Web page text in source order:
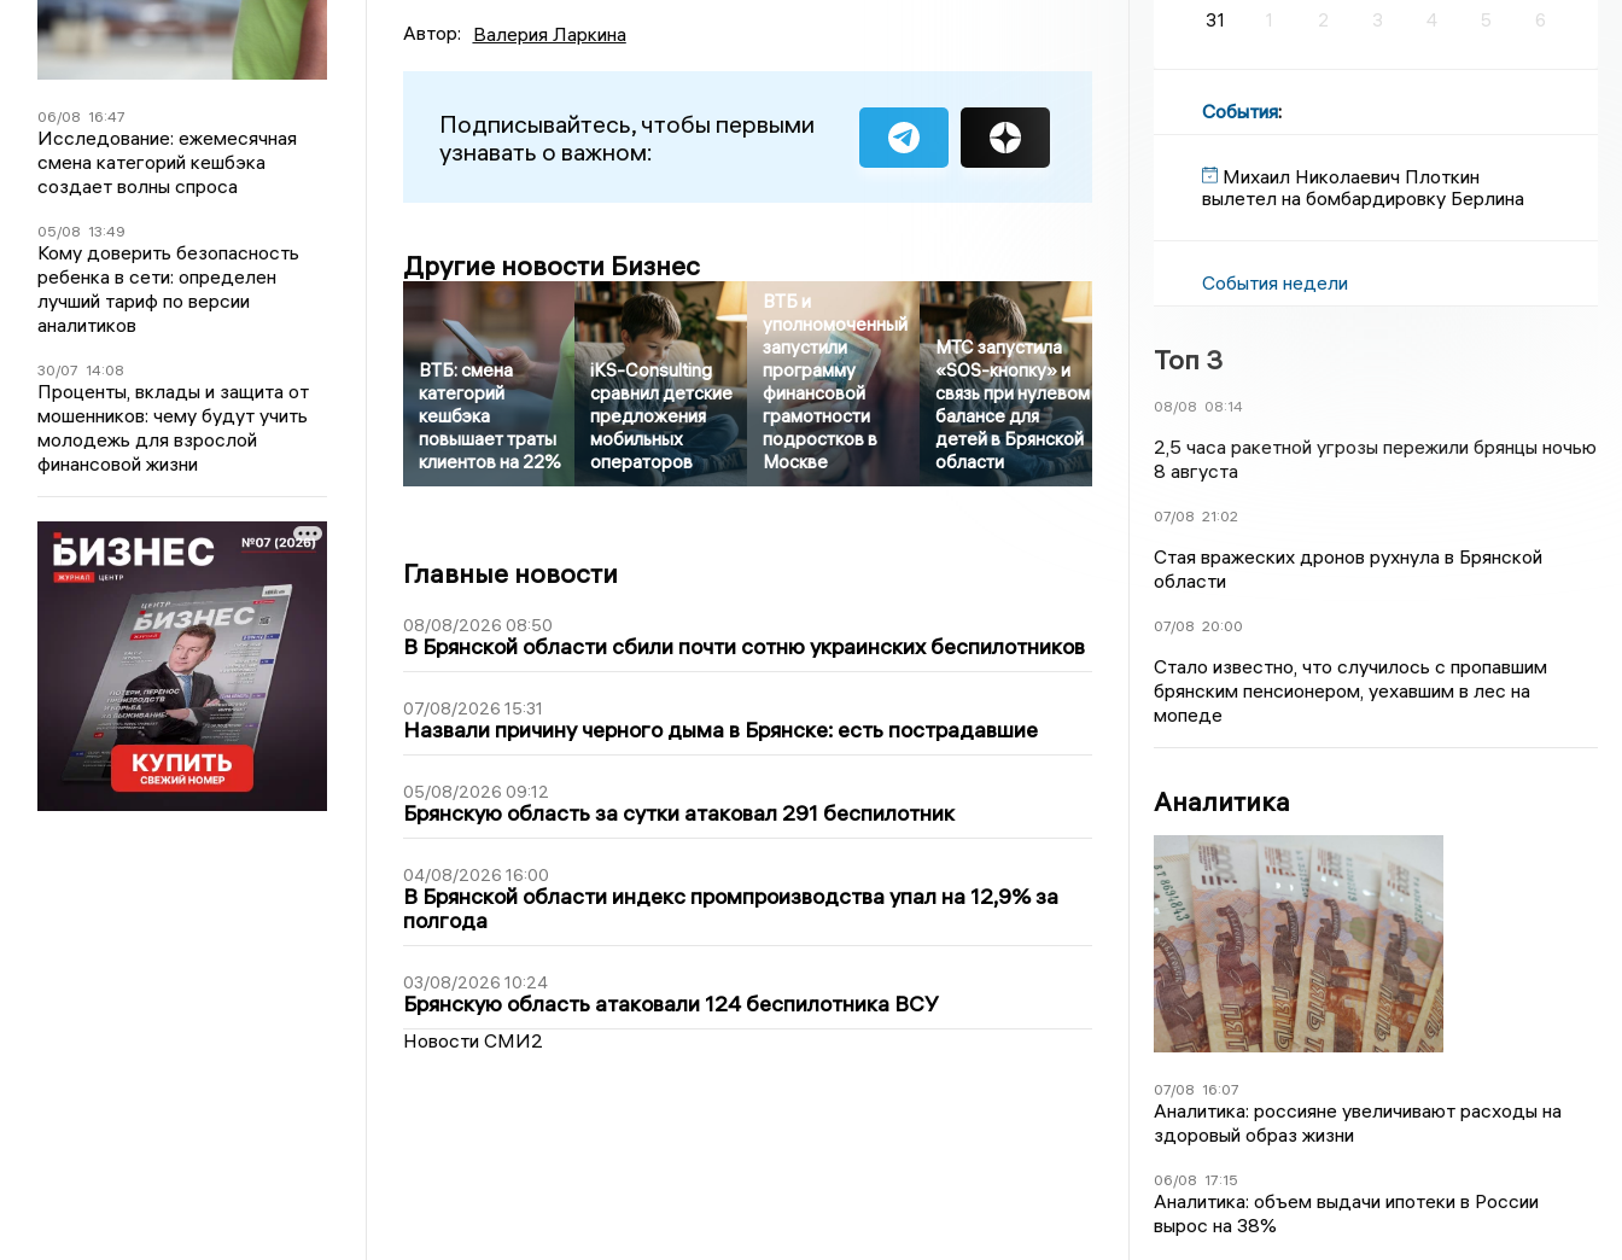
06/08 16:47
Исследование: ежемесячная
смена категорий кешбэка
создает волны спроса
05/08 13:49
Кому доверить безопасность
ребенка в сети: определен
лучший тариф по версии
аналитиков
30/07 14:08
Проценты, вклады и защита от
мошенников: чему будут учить
молодежь для взрослой
финансовой жизни
Автор: Валерия Ларкина
Подписывайтесь, чтобы первыми
узнавать о важном:
Другие новости Бизнес
ВТБ: смена
категорий
кешбэка
повышает траты
клиентов на 22%
iKS-Consulting
сравнил детские
предложения
мобильных
операторов
ВТБ и
уполномоченный
запустили
программу
финансовой
грамотности
подростков в
Москве
МТС запустила
«SOS-кнопку» и
связь при нулевом
балансе для
детей в Брянской
области
Главные новости
08/08/2026 08:50
В Брянской области сбили почти сотню украинских беспилотников
07/08/2026 15:31
Назвали причину черного дыма в Брянске: есть пострадавшие
05/08/2026 09:12
Брянскую область за сутки атаковал 291 беспилотник
04/08/2026 16:00
В Брянской области индекс промпроизводства упал на 12,9% за
полгода
03/08/2026 10:24
Брянскую область атаковали 124 беспилотника ВСУ
Новости СМИ2
31
1 2 3 4 5 6
События:
Михаил Николаевич Плоткин
вылетел на бомбардировку Берлина
События недели
Топ 3
08/08 08:14
2,5 часа ракетной угрозы пережили брянцы ночью
8 августа
07/08 21:02
Стая вражеских дронов рухнула в Брянской
области
07/08 20:00
Стало известно, что случилось с пропавшим
брянским пенсионером, уехавшим в лес на
мопеде
Аналитика
07/08 16:07
Аналитика: россияне увеличивают расходы на
здоровый образ жизни
06/08 17:15
Аналитика: объем выдачи ипотеки в России
вырос на 38%